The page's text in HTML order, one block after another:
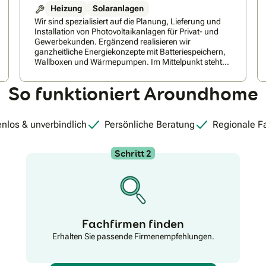
unter https://www.youtube.com/channel/
Heizung
Solaranlagen
Wir sind spezialisiert auf die Planung, Lieferung und
Installation von Photovoltaikanlagen für Privat- und
Gewerbekunden. Ergänzend realisieren wir
ganzheitliche Energiekonzepte mit Batteriespeichern,
Wallboxen und Wärmepumpen. Im Mittelpunkt steht
sondern eine individuell geplante Lösung, die
technisch überzeugt und wirtschaftlich langfristig
sinnvoll ist. Von der persönlichen Beratung über die
fachgerechten Installation und Inbetriebnahme
Systemlösungen führender Hersteller und eine
sorgfältige technische Planung, um langlebige,
So funktioniert Aroundhome
& unverbindlich Persönliche Beratung Regionale
Schritt 2
Fachfirmen finden
Erhalten Sie passende Firmenempfehlungen.